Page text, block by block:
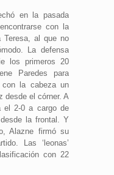
en la pasada
con la
Teresa, al que no
La defensa
los primeros 20
Paredes para
la cabeza un
desde el córner. A
el 2-0 a cargo de
la frontal. Y
Alazne firmó su
Las ‘leonas’
con 22